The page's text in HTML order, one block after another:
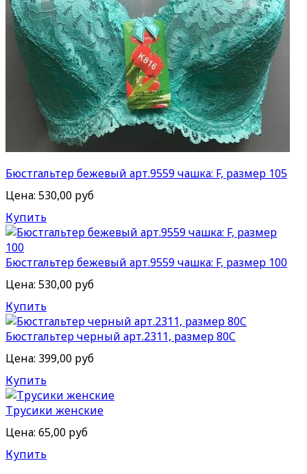
Бюстгальтер бежевый арт.9559 чашка: F, размер 105
Цена: 530,00 руб
Купить
Бюстгальтер бежевый арт.9559 чашка: F, размер 100
Цена: 530,00 руб
Купить
Бюстгальтер черный арт.2311, размер 80C
Цена: 399,00 руб
Купить
Трусики женские
Цена: 65,00 руб
Купить